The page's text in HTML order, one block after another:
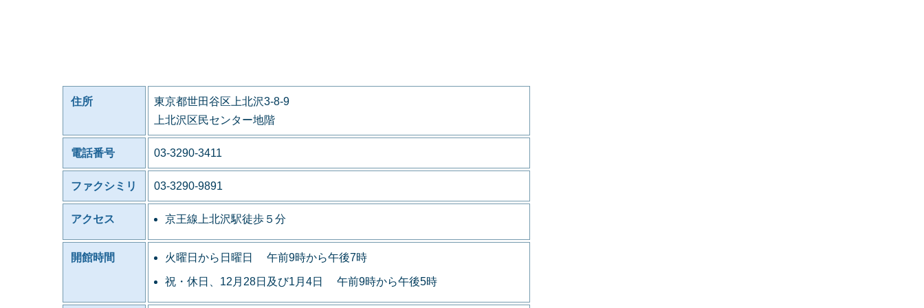
住所
東京都世田谷区上北沢3-8-9
上北沢区民センター地階
電話番号 03-3290-3411
ファクシミリ 03-3290-9891
アクセス 京王線上北沢駅徒歩５分
開館時間 火曜日から日曜日 午前9時から午後7時
祝・休日、12月28日及び1月4日 午前9時から午後5時